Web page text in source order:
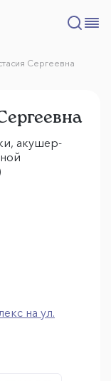
Сергеевна
акушер-
на ул.